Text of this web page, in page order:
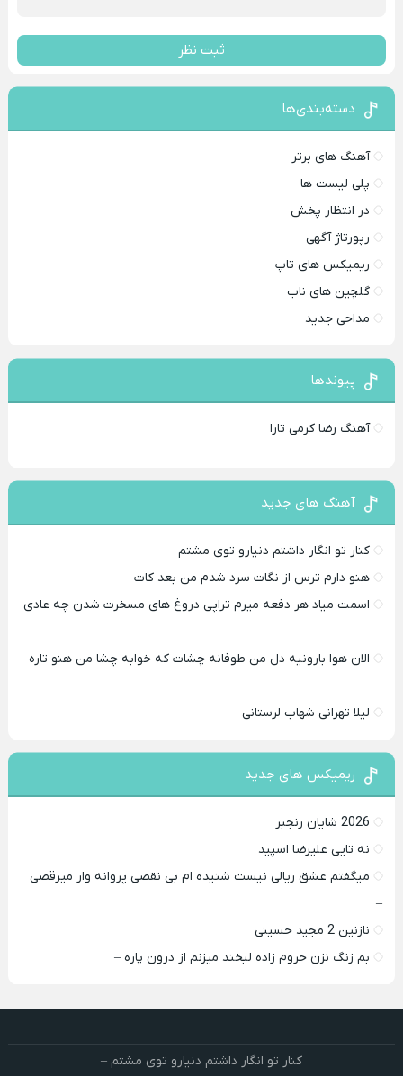
ثبت نظر
دسته‌بندی‌ها
آهنگ های برتر
پلی لیست ها
در انتظار پخش
رپورتاژ آگهی
ریمیکس های تاپ
گلچین های ناب
مداحی جدید
پیوندها
آهنگ رضا کرمی تارا
آهنگ های جدید
کنار تو انگار داشتم دنیارو توی مشتم –
هنو دارم ترس از نگات سرد شدم من بعد کات –
اسمت میاد هر دفعه میرم تراپی دروغ‌ های مسخرت شدن چه عادی
–
الان هوا بارونیه دل من طوفانه چشات که خوابه چشا من هنو تاره
–
لیلا تهرانی شهاب لرستانی
ریمیکس های جدید
2026 شایان رنجبر
نه تایی علیرضا اسپید
میگفتم عشق ریالی نیست شنیده ام بی نقصی پروانه وار میرقصی
–
نازنین 2 مجید حسینی
بم زنگ نزن حروم زاده لبخند میزنم از درون پاره –
کنار تو انگار داشتم دنیارو توی مشتم –